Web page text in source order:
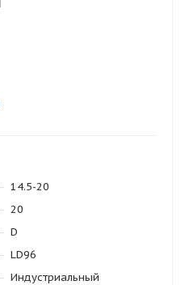
14.5-20
20
D
LD96
Индустриальный